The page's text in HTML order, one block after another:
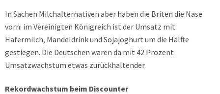
In Sachen Milchalternativen aber haben die Briten die Nase
vorn: im Vereinigten Königreich ist der Umsatz mit
Hafermilch, Mandeldrink und Sojajoghurt um die Hälfte
gestiegen. Die Deutschen waren da mit 42 Prozent
Umsatzwachstum etwas zurückhaltender.
Rekordwachstum beim Discounter